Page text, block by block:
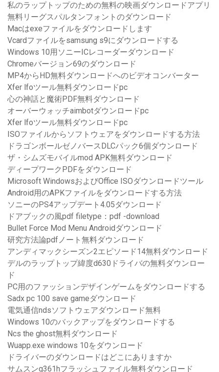
私のラップトップのための無料の映画ダウンロードアプリ
無料リーグスパルタンフォントのダウンロード
Macはexeファイルをダウンロードします
Vcardファイルをsamsung s9にダウンロードする
Windows 10用ソニーICレコーダーダウンロード
Chromeバージョン69のダウンロード
MP4からHD無料ダウンロードへのビデオコンバーター
Xfer lfoツール無料ダウンロードpc
心の神話と魔術PDF無料ダウンロード
オーバーウォッチaimbotダウンロードpc
Xfer lfoツール無料ダウンロードpc
ISOファイルからソフトウェアをダウンロードする方法
ドラゴンボールゼノバースDLCパック6個ダウンロード
ザ・シムズモバイルmod APK無料ダウンロード
ディープワークPDFをダウンロード
Microsoft WindowsおよびOffice ISOダウンロードツール
Android用のAPKファイルをダウンロードする方法
ソニーのPS4アップデート4.05ダウンロード
ドアブックの風pdf filetype：pdf -download
Bullet Force Mod Menu Androidダウンロード
研究方法論pdfノート無料ダウンロード
アンディマックシーズン2エピソード14無料ダウンロード
デルのラップトップ緯度d630ドライバの無料ダウンロー
ド
PC用のファッションデザインゲームをダウンロードする
Sadx pc 100 save gameダウンロード
電気通信ndsソフトウェアダウンロード無料
Windows 10のバックアップをダウンロードする
Ncs the ghost無料ダウンロード
Wuapp.exe windows 10をダウンロード
ドライバーのダウンロードはどこにありますか
サムスンg361hフラッシュファイル無料ダウンロード